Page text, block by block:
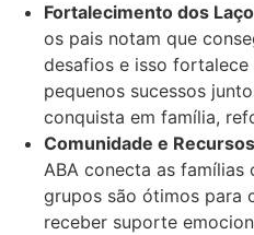
Fortalecimento dos
os pais notam que
desafios e isso
pequenos sucessos
conquista em família,
Comunidade e
ABA conecta as famílias
grupos são ótimos para
receber suporte